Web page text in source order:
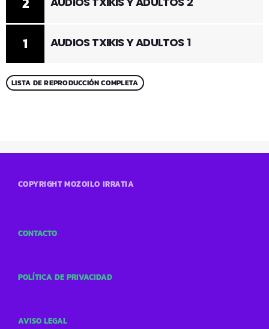
1 AUDIOS TXIKIS Y ADULTOS 1
LISTA DE REPRODUCCIÓN COMPLETA
COPYRIGHT MOZOILO IRRATIA
CONTACTO
POLÍTICA DE PRIVACIDAD
AVISO LEGAL